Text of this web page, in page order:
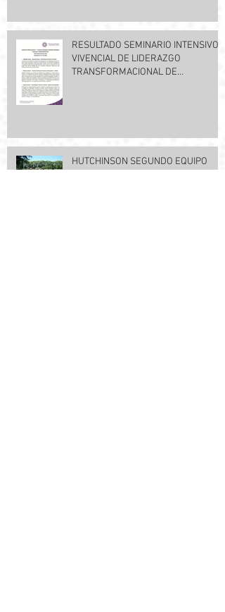
RESULTADO SEMINARIO INTENSIVO Y
VIVENCIAL DE LIDERAZGO
TRANSFORMACIONAL DE
HUTCHINSON SEGUNDO EQUIPO